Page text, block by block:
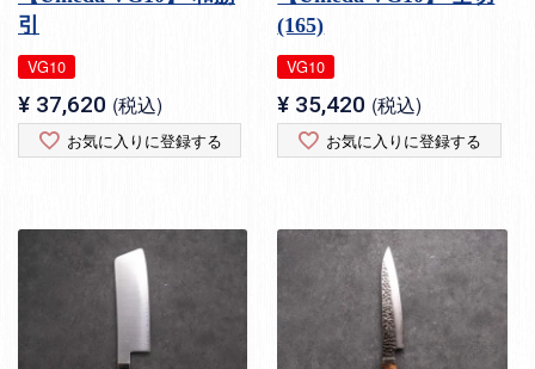
引
VG10
¥ 37,620 税込
お気に入りに登録する
(165)
VG10
¥ 35,420 税込
お気に入りに登録する